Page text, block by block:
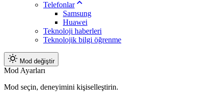
Telefonlar
Samsung
Huawei
Teknoloji haberleri
Teknolojik bilgi öğrenme
Mod değiştir
Mod Ayarları
Mod seçin, deneyimini kişiselleştirin.